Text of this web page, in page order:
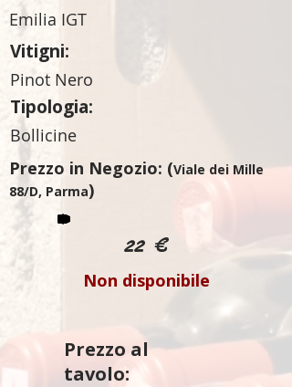
Emilia IGT
Vitigni:
Pinot Nero
Tipologia:
Bollicine
Prezzo in Negozio: (Viale dei Mille
88/D, Parma)
22 €
Non disponibile
Prezzo al
tavolo: